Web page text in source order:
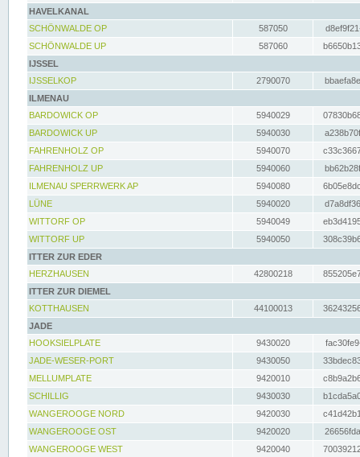
HAVELKANAL
SCHÖNWALDE OP
587050
SCHÖNWALDE UP
587060
IJSSEL
IJSSELKOP
2790070
ILMENAU
BARDOWICK OP
5940029
BARDOWICK UP
5940030
FAHRENHOLZ OP
5940070
FAHRENHOLZ UP
5940060
ILMENAU SPERRWERK AP
5940080
LÜNE
5940020
WITTORF OP
5940049
WITTORF UP
5940050
ITTER ZUR EDER
HERZHAUSEN
42800218
ITTER ZUR DIEMEL
KOTTHAUSEN
44100013
JADE
HOOKSIELPLATE
9430020
JADE-WESER-PORT
9430050
MELLUMPLATE
9420010
SCHILLIG
9430030
WANGEROOGE NORD
9420030
WANGEROOGE OST
9420020
WANGEROOGE WEST
9420040